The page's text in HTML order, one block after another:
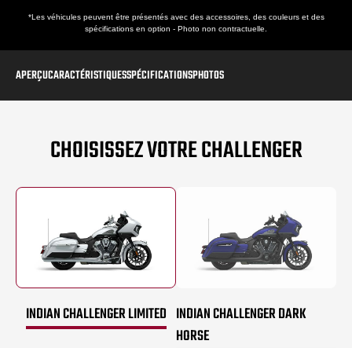
*Les véhicules peuvent être présentés avec des accessoires, des couleurs et des
spécifications en option - Photo non contractuelle.
APERÇUCARACTÉRISTIQUESSPÉCIFICATIONSPHOTOS
CHOISISSEZ VOTRE CHALLENGER
INDIAN CHALLENGER LIMITED INDIAN CHALLENGER DARK
HORSE